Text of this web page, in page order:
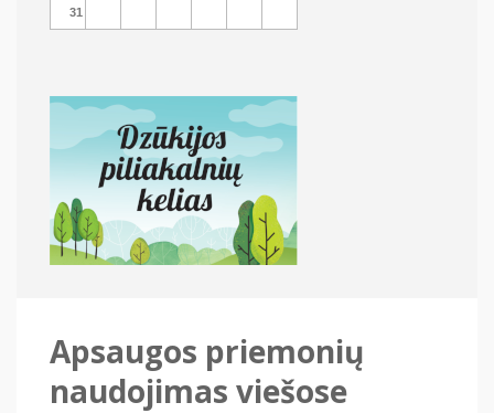
31
Apsaugos priemonių
naudojimas viešose